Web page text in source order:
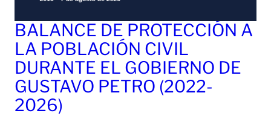
BALANCE DE PROTECCIÓN A
LA POBLACIÓN CIVIL
DURANTE EL GOBIERNO DE
GUSTAVO PETRO (2022-
2026)